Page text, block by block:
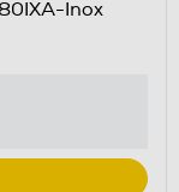
Inox